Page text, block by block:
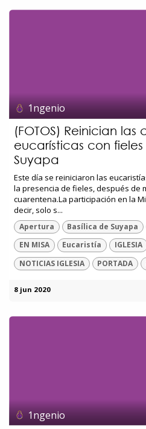
1ngenio
(FOTOS) Reinician
eucarísticas con
Suyapa
Este día se reiniciaron las
la presencia de fieles, después de
cuarentena.La participación en la
decir, solo s...
Apertura Basílica de Suyapa
EN MISA
Eucaristía IGLESIA
NOTICIAS IGLESIA
PORTADA
8 jun 2020
1ngenio